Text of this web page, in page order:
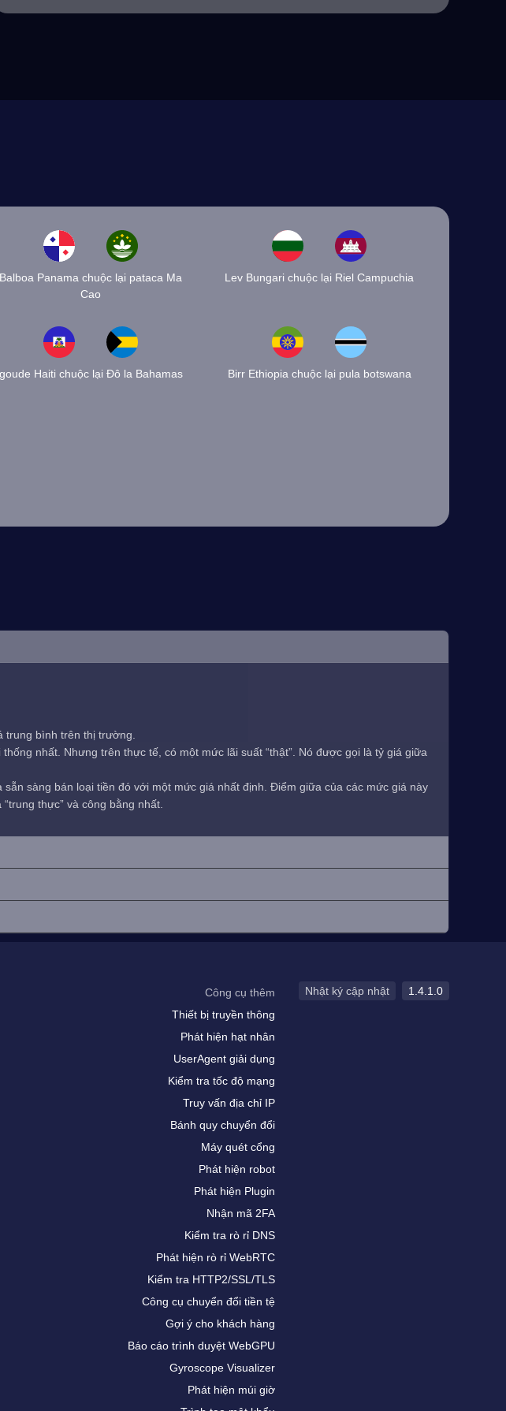
Balboa Panama chuộc lại pataca Ma
Cao
Lev Bungari chuộc lại Riel Campuchia
goude Haiti chuộc lại Đô la Bahamas Birr Ethiopia chuộc lại pula botswana
trung bình trên thị trường.
nhất. Nhưng trên thực tế, có một mức lãi suất “thật”. Nó được gọi là tỷ giá giữa
sàng bán loại tiền đó với một mức giá nhất định. Điểm giữa của các mức giá này
thực” và công bằng nhất.
Công cụ thêm
Thiết bị truyền thông
Phát hiện hạt nhân
UserAgent giải dụng
Kiểm tra tốc độ mạng
Truy vấn địa chỉ IP
Bánh quy chuyển đổi
Máy quét cổng
Phát hiện robot
Phát hiện Plugin
Nhận mã 2FA
Kiểm tra rò rỉ DNS
Phát hiện rò rỉ WebRTC
Kiểm tra HTTP2/SSL/TLS
Công cụ chuyển đổi tiền tệ
Gợi ý cho khách hàng
Báo cáo trình duyệt WebGPU
Gyroscope Visualizer
Phát hiện múi giờ
Nhật ký cập nhật 1.4.1.0